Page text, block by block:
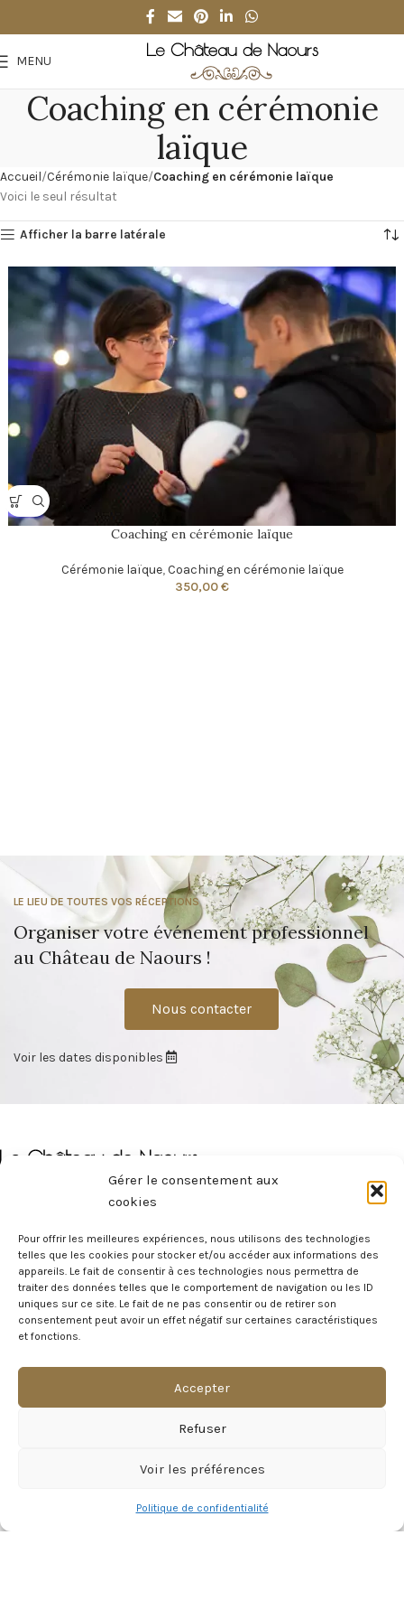
Gérer le consentement aux
cookies
Pour offrir les meilleures expériences, nous utilisons des technologies
telles que les cookies pour stocker et/ou accéder aux informations des
appareils. Le fait de consentir à ces technologies nous permettra de
traiter des données telles que le comportement de navigation ou les ID
uniques sur ce site. Le fait de ne pas consentir ou de retirer son
consentement peut avoir un effet négatif sur certaines caractéristiques
et fonctions.
Accepter
Refuser
Voir les préférences
Politique de confidentialité
MENU
Coaching en cérémonie
laïque
Accueil Cérémonie laïque Coaching en cérémonie laïque
Voici le seul résultat
Afficher la barre latérale
Coaching en cérémonie laïque
Cérémonie laïque,Coaching en cérémonie laïque
350,00€
LE LIEU DE TOUTES VOS RÉCEPTIONS
Organiser votre événement professionnel
au Château de Naours !
Nous contacter
Voir les dates disponibles
cadre privilégié pour vos événements : mariage, convention, soirée de
gala, événement d’entreprise, …
12 Rue du Château, 80260 Naours
T: 06 69 24 99 83
Mail : contact@chateaudenaours.fr
Vous avez des questions ?
mise à jour quotidiennement. Vous y trouverez certainement la
Voir notre foire aux questions >